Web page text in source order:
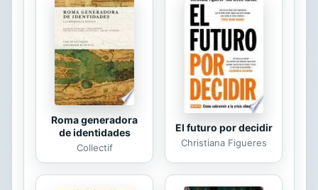
evangelista y autor de La raz�n de
mi esperanza "En el mundo
estresante de los deportes
profesionales contempor�neos,
donde es tentador ubicar mi valor en
...
Roma generadora
de identidades
Collectif
El futuro por decidir
Christiana Figueres